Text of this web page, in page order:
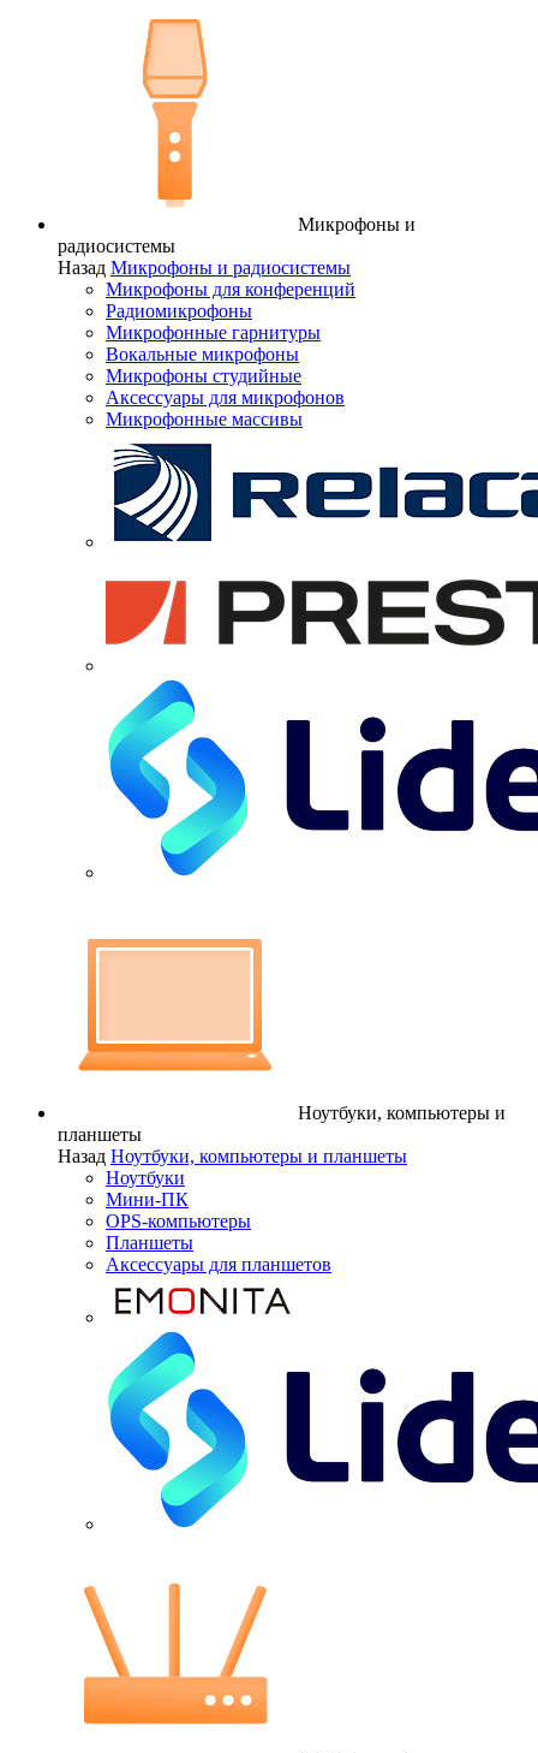
Микрофоны и
радиосистемы
Назад Микрофоны и радиосистемы
Микрофоны для конференций
Радиомикрофоны
Микрофонные гарнитуры
Вокальные микрофоны
Микрофоны студийные
Аксессуары для микрофонов
Микрофонные массивы
Ноутбуки, компьютеры и
планшеты
Назад Ноутбуки, компьютеры и планшеты
Ноутбуки
Мини-ПК
OPS-компьютеры
Планшеты
Аксессуары для планшетов